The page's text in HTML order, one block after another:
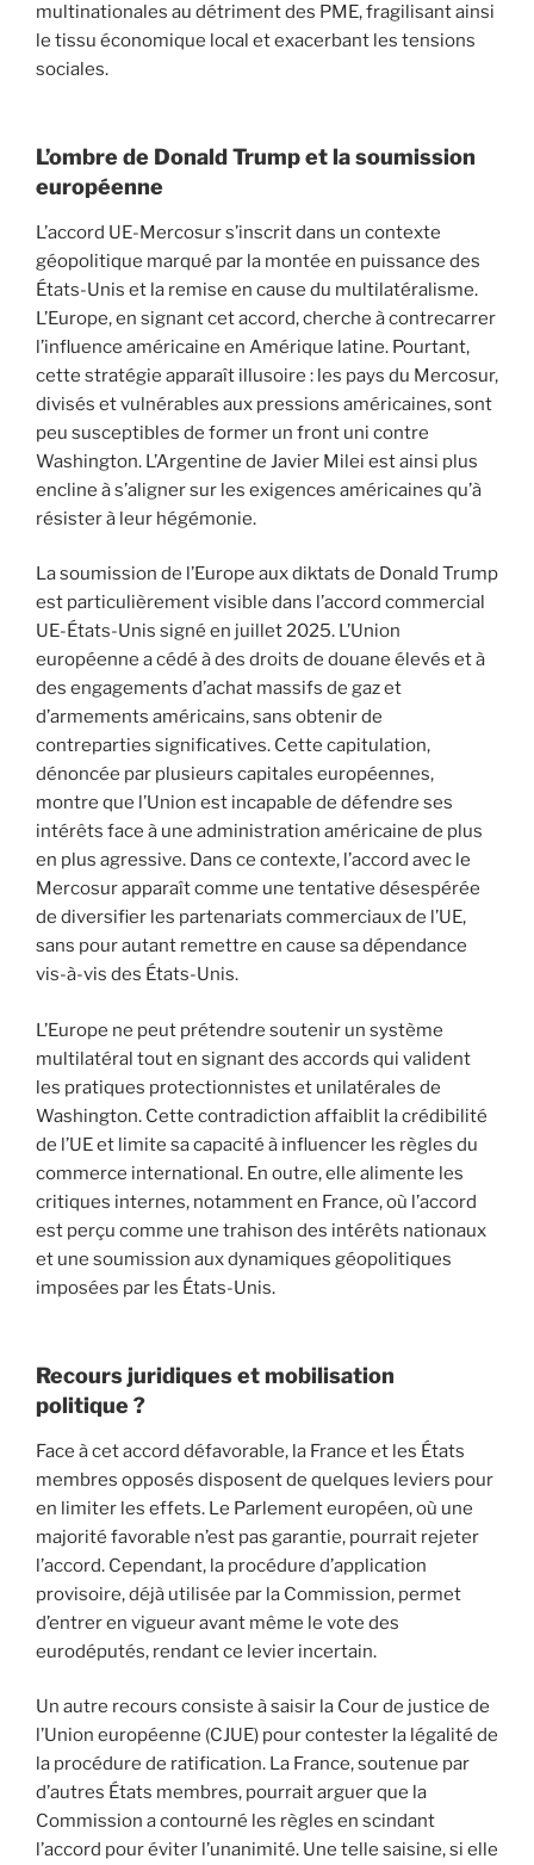
multinationales au détriment des PME, fragilisant ainsi
le tissu économique local et exacerbant les tensions
sociales.
L’ombre de Donald Trump et la soumission
européenne
L’accord UE-Mercosur s’inscrit dans un contexte
géopolitique marqué par la montée en puissance des
États-Unis et la remise en cause du multilatéralisme.
L’Europe, en signant cet accord, cherche à contrecarrer
l’influence américaine en Amérique latine. Pourtant,
cette stratégie apparaît illusoire : les pays du Mercosur,
divisés et vulnérables aux pressions américaines, sont
peu susceptibles de former un front uni contre
Washington. L’Argentine de Javier Milei est ainsi plus
encline à s’aligner sur les exigences américaines qu’à
résister à leur hégémonie.
La soumission de l’Europe aux diktats de Donald Trump
est particulièrement visible dans l’accord commercial
UE-États-Unis signé en juillet 2025. L’Union
européenne a cédé à des droits de douane élevés et à
des engagements d’achat massifs de gaz et
d’armements américains, sans obtenir de
contreparties significatives. Cette capitulation,
dénoncée par plusieurs capitales européennes,
montre que l’Union est incapable de défendre ses
intérêts face à une administration américaine de plus
en plus agressive. Dans ce contexte, l’accord avec le
Mercosur apparaît comme une tentative désespérée
de diversifier les partenariats commerciaux de l’UE,
sans pour autant remettre en cause sa dépendance
vis-à-vis des États-Unis.
L’Europe ne peut prétendre soutenir un système
multilatéral tout en signant des accords qui valident
les pratiques protectionnistes et unilatérales de
Washington. Cette contradiction affaiblit la crédibilité
de l’UE et limite sa capacité à influencer les règles du
commerce international. En outre, elle alimente les
critiques internes, notamment en France, où l’accord
est perçu comme une trahison des intérêts nationaux
et une soumission aux dynamiques géopolitiques
imposées par les États-Unis.
Recours juridiques et mobilisation
politique ?
Face à cet accord défavorable, la France et les États
membres opposés disposent de quelques leviers pour
en limiter les effets. Le Parlement européen, où une
majorité favorable n’est pas garantie, pourrait rejeter
l’accord. Cependant, la procédure d’application
provisoire, déjà utilisée par la Commission, permet
d’entrer en vigueur avant même le vote des
eurodéputés, rendant ce levier incertain.
Un autre recours consiste à saisir la Cour de justice de
l’Union européenne (CJUE) pour contester la légalité de
la procédure de ratification. La France, soutenue par
d’autres États membres, pourrait arguer que la
Commission a contourné les règles en scindant
l’accord pour éviter l’unanimité. Une telle saisine, si elle